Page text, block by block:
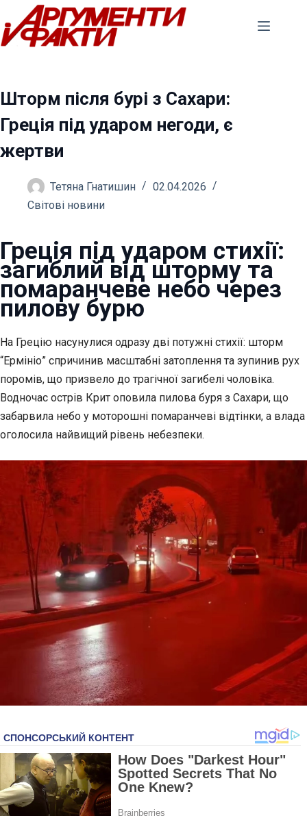
Перейти
до
вмісту
Шторм після бурі з Сахари:
Греція під ударом негоди, є
жертви
Тетяна Гнатишин
02.04.2026
Світові новини
Греція під ударом стихії:
загиблий від шторму та
помаранчеве небо через
пилову бурю
На Грецію насунулися одразу дві потужні стихії: шторм
“Ермініо” спричинив масштабні затоплення та зупинив рух
поромів, що призвело до трагічної загибелі чоловіка.
Водночас острів Крит оповила пилова буря з Сахари, що
забарвила небо у моторошні помаранчеві відтінки, а влада
оголосила найвищий рівень небезпеки.